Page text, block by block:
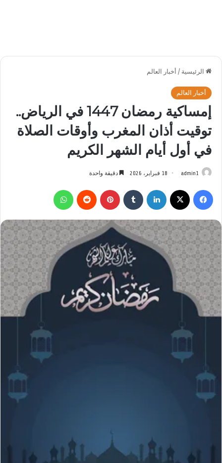
الرئيسية / أخبار العالم
أخبار العالم
إمساكية رمضان 1447 في الرياض..
توقيت أذان المغرب وأوقات الصلاة
في أول أيام الشهر الكريم
admin1 18 فبراير، 2026 دقيقة واحدة
فيسبوك لينكدإن بينتيريست